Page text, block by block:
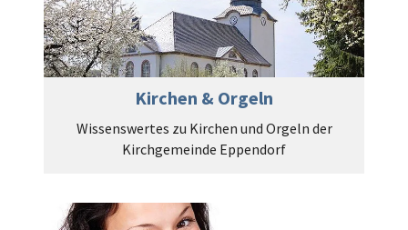
Kirchen & Orgeln
Wissenswertes zu Kirchen und Orgeln der
Kirchgemeinde Eppendorf